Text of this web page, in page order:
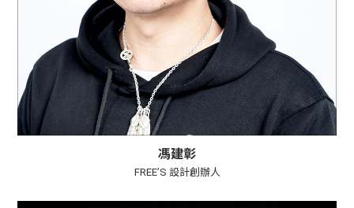
馮建彰
FREE’S 設計創辦人